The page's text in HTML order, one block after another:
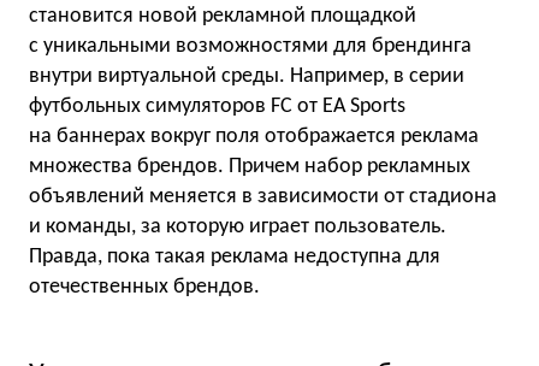
становится новой рекламной площадкой
с уникальными возможностями для брендинга
внутри виртуальной среды. Например, в серии
футбольных симуляторов FC от EA Sports
на баннерах вокруг поля отображается реклама
множества брендов. Причем набор рекламных
объявлений меняется в зависимости от стадиона
и команды, за которую играет пользователь.
Правда, пока такая реклама недоступна для
отечественных брендов.